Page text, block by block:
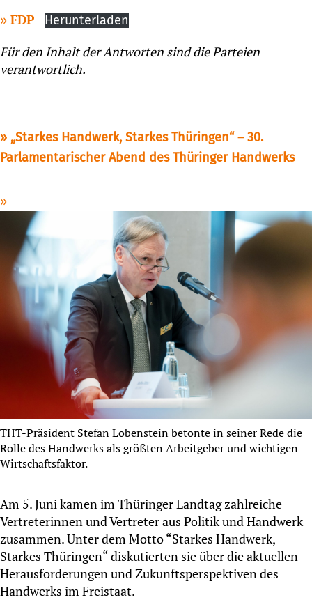
FDP Herunterladen
Für den Inhalt der Antworten sind die Parteien
verantwortlich.
„Starkes Handwerk, Starkes Thüringen“ – 30.
Parlamentarischer Abend des Thüringer Handwerks
THT-Präsident Stefan Lobenstein betonte in seiner Rede die
Rolle des Handwerks als größten Arbeitgeber und wichtigen
Wirtschaftsfaktor.
Am 5. Juni kamen im Thüringer Landtag zahlreiche
Vertreterinnen und Vertreter aus Politik und Handwerk
zusammen. Unter dem Motto “Starkes Handwerk,
Starkes Thüringen“ diskutierten sie über die aktuellen
Herausforderungen und Zukunftsperspektiven des
Handwerks im Freistaat.